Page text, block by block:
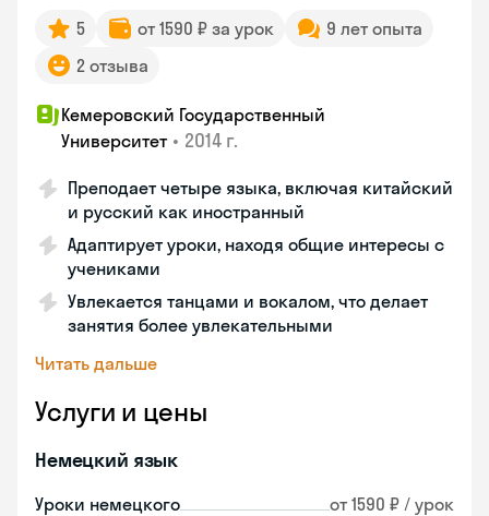
5 от 1590 ₽ за урок
9 лет опыта
2 отзыва
Кемеровский Государственный
Университет • 2014 г.
Преподает четыре языка, включая китайский
и русский как иностранный
Адаптирует уроки, находя общие интересы с
учениками
Увлекается танцами и вокалом, что делает
занятия более увлекательными
Читать дальше
Услуги и цены
Немецкий язык
Уроки немецкого от 1590 ₽ / урок